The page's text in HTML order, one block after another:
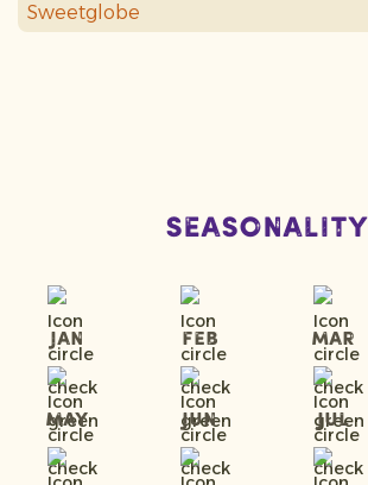
Sweetglobe
Seasonality
Jan Feb Mar
May Jun Jul